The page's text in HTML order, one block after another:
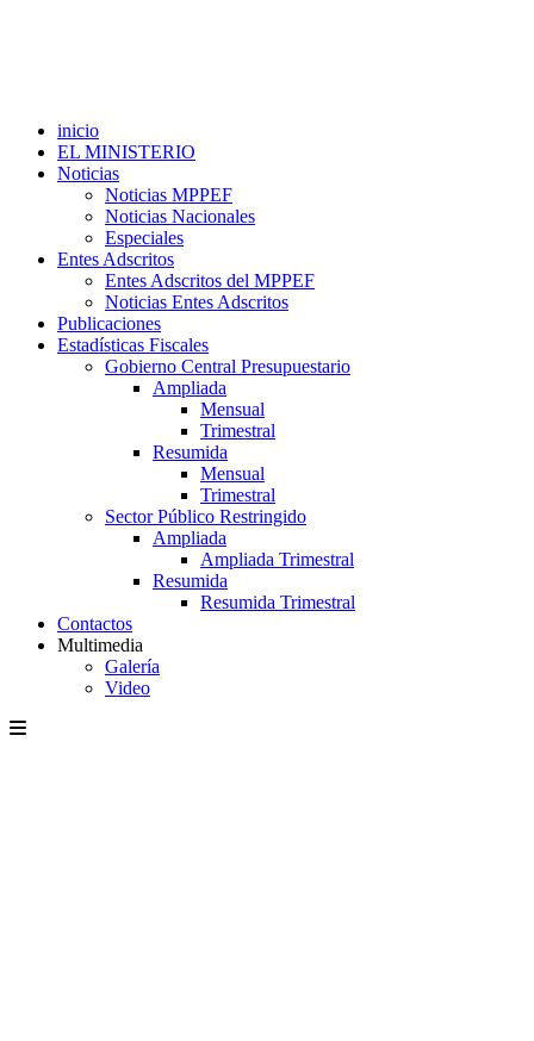
inicio
EL MINISTERIO
Noticias
Noticias MPPEF
Noticias Nacionales
Especiales
Entes Adscritos
Entes Adscritos del MPPEF
Noticias Entes Adscritos
Publicaciones
Estadísticas Fiscales
Gobierno Central Presupuestario
Ampliada
Mensual
Trimestral
Resumida
Mensual
Trimestral
Sector Público Restringido
Ampliada
Ampliada Trimestral
Resumida
Resumida Trimestral
Contactos
Multimedia
Galería
Video